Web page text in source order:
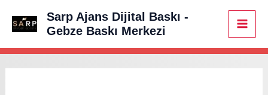
atla
Sarp Ajans Dijital Baskı -
Gebze Baskı Merkezi
Main